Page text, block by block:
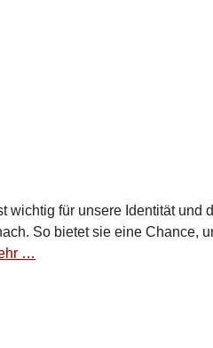
für unsere Identität und
So bietet sie eine Chance,
…